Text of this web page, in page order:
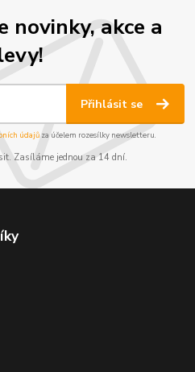
novinky, akce a
Přihlásit se
údajůza účelem rozesílky newsletteru.
Zasíláme jednou za 14 dní.